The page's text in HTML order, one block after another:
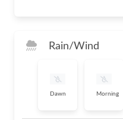
Rain/Wind
Dawn Morning